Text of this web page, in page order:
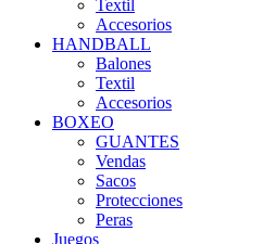
Textil
Accesorios
HANDBALL
Balones
Textil
Accesorios
BOXEO
GUANTES
Vendas
Sacos
Protecciones
Peras
Juegos